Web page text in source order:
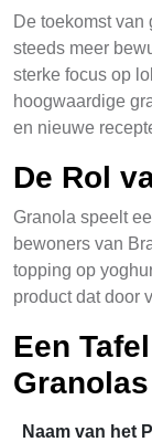
De toekomst
steeds meer
sterke focus op
hoogwaardige
en nieuwe
De Rol
Granola speelt
bewoners van
topping op
product dat door
Een
Naam van het